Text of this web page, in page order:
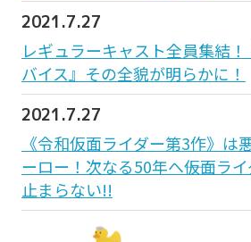
2021.7.27
レギュラーキャスト全員集結
バイス』その全貌が明らかに！
2021.7.27
《令和仮面ライダー第3作》は
ーロー！次なる50年へ――仮面ラ
止まらない!!